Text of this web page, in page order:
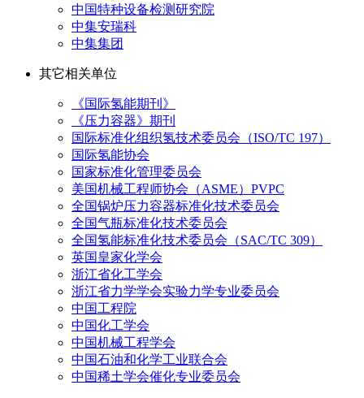
中国特种设备检测研究院
中集安瑞科
中集集团
其它相关单位
《国际氢能期刊》
《压力容器》期刊
国际标准化组织氢技术委员会（ISO/TC 197）
国际氢能协会
国家标准化管理委员会
美国机械工程师协会（ASME）PVPC
全国锅炉压力容器标准化技术委员会
全国气瓶标准化技术委员会
全国氢能标准化技术委员会（SAC/TC 309）
英国皇家化学会
浙江省化工学会
浙江省力学学会实验力学专业委员会
中国工程院
中国化工学会
中国机械工程学会
中国石油和化学工业联合会
中国稀土学会催化专业委员会